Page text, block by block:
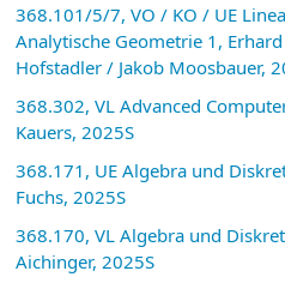
368.101/5/7, VO / KO / UE
Analytische Geometrie 1,
Hofstadler / Jakob Moosbauer,
368.302, VL Advanced
Kauers, 2025S
368.171, UE Algebra und
Fuchs, 2025S
368.170, VL Algebra und
Aichinger, 2025S